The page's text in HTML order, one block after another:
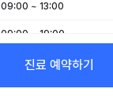
09:00 ~ 13:00
09:00 ~ 19:00
09:00 ~ 13:00
휴무
진료 예약하기